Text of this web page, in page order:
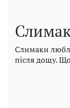
Слимаки
після дощу.